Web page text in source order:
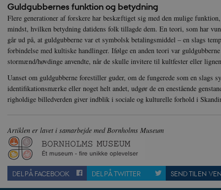
Guldgubbernes funktion og betydning
Flere generationer af forskere har beskæftiget sig med den mulige
mindst, hvilken betydning datidens folk tillagde dem. En teori, som har
går ud på, at guldgubberne var et symbolsk betalingsmiddel – en slags
forbindelse med kultiske handlinger. Ifølge en anden teori var
stormænd/høvdinge anvendte, når de skulle invitere til kultfester eller
Uanset om guldgubberne forestiller guder, om de fungerede som en slags
identifikationsmærke eller noget helt andet, udgør de en enestående
righoldige billedverden giver indblik i sociale og kulturelle forhold i
Artiklen er lavet i samarbejde med Bornholms Museum
DEL PÅ FACEBOOK DEL PÅ TWITTER SEND TIL EN VEN
_gid
h5pcomsession
CloudFront-
vuid
Policy
_ga
Google
YSC